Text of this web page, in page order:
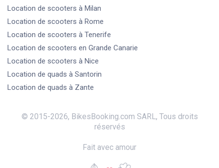
Location de scooters à Milan
Location de scooters à Rome
Location de scooters à Tenerife
Location de scooters en Grande Canarie
Location de scooters à Nice
Location de quads à Santorin
Location de quads à Zante
© 2015-2026, BikesBooking.com SARL , Tous droits
réservés
Fait avec amour